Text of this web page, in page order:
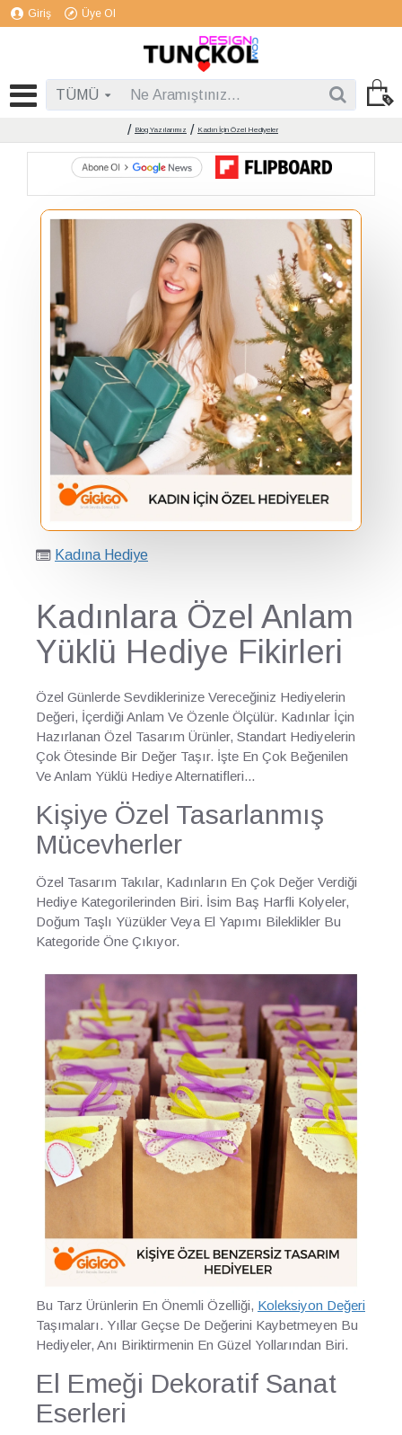
Giriş Üye Ol
TÜMÜ
Blog Yazılarımız Kadın İçin Özel Hediyeler
Kadına Hediye
Kadınlara Özel Anlam
Yüklü Hediye Fikirleri
Özel Günlerde Sevdiklerinize Vereceğiniz Hediyelerin
Değeri, İçerdiği Anlam Ve Özenle Ölçülür. Kadınlar İçin
Hazırlanan Özel Tasarım Ürünler, Standart Hediyelerin
Çok Ötesinde Bir Değer Taşır. İşte En Çok Beğenilen
Ve Anlam Yüklü Hediye Alternatifleri...
Kişiye Özel Tasarlanmış
Mücevherler
Özel Tasarım Takılar, Kadınların En Çok Değer Verdiği
Hediye Kategorilerinden Biri. İsim Baş Harfli Kolyeler,
Doğum Taşlı Yüzükler Veya El Yapımı Bileklikler Bu
Kategoride Öne Çıkıyor.
Bu Tarz Ürünlerin En Önemli Özelliği, Koleksiyon Değeri
Taşımaları. Yıllar Geçse De Değerini Kaybetmeyen Bu
Hediyeler, Anı Biriktirmenin En Güzel Yollarından Biri.
El Emeği Dekoratif Sanat
Eserleri